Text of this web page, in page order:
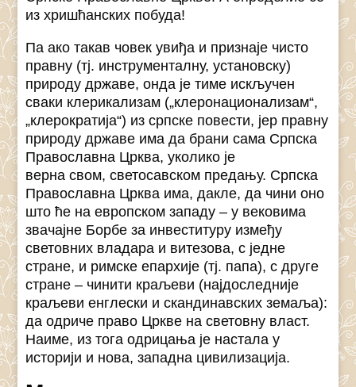
из хришћанских побуда!
Па ако такав човек увиђа и признаје чисто
правну (тј. инструменталну, установску)
природу државе, онда је тиме искључен
сваки клерикализам („клеронационализам“,
„клерократија“) из српске повести, јер правну
природу државе има да брани сама Српска
Православна Црква, уколико је
верна свом, светосавском предању. Српска
Православна Црква има, дакле, да чини оно
што ће на европском западу – у вековима
звачајне Борбе за инвеституру између
световних владара и витезова, с једне
стране, и римске епархије (тј. папа), с друге
стране – чинити краљеви (најдоследније
краљеви енглески и скандинавских земаља):
да одриче право Цркве на световну власт.
Наиме, из тога одрицања је настала у
историји и нова, западна цивилизација.